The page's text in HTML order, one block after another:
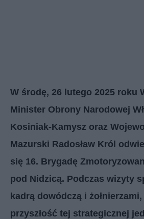
W środę, 26 lutego 2025 roku
Minister Obrony Narodowej
Kosiniak-Kamysz oraz
Mazurski Radosław Król
się 16. Brygadę
pod Nidzicą. Podczas wizyty
kadrą dowódczą i
przyszłość tej strategicznej